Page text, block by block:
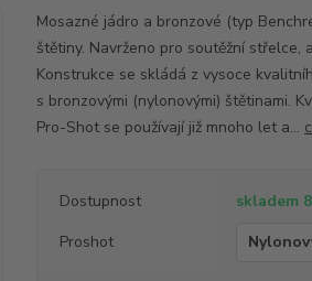
Mosazné jádro a bronzové (typ
štětiny. Navrženo pro soutěžní střelce,
Konstrukce se skládá z vysoce
s bronzovými (nylonovými) štětinami.
Pro-Shot se používají již mnoho let a...
Dostupnost
skladem
Proshot